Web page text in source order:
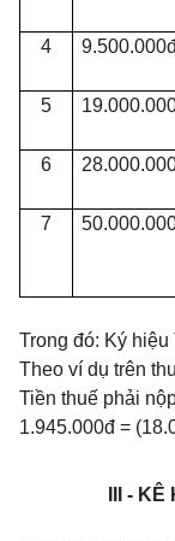
4
5
6
7
Trong đó: Ký
Theo ví dụ trên
Tiền thuế phải
1.945.000đ =
III -